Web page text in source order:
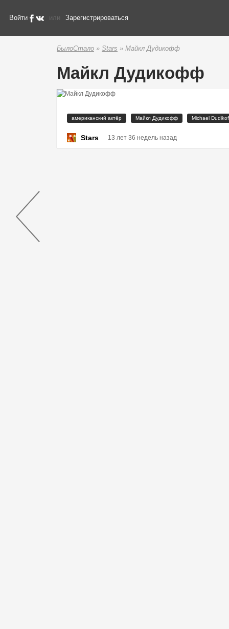
Войти или Зарегистрироваться
БылоСтало » Stars » Майкл Дудикофф
Майкл Дудикофф
американский актёр Майкл Дудикофф Michael
Stars 13 лет 36 недель назад